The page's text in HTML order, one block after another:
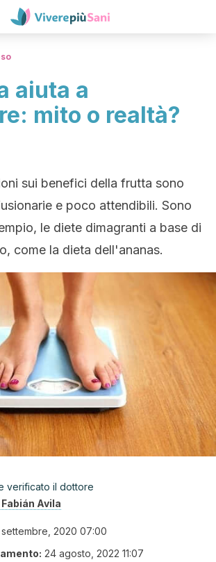
aiuta a
mito o realtà?
sui benefici della frutta sono
e poco attendibili. Sono
le diete dimagranti a base di
come la dieta dell'ananas.
verificato il dottore
Avila
2020 07:00
24 agosto, 2022 11:07